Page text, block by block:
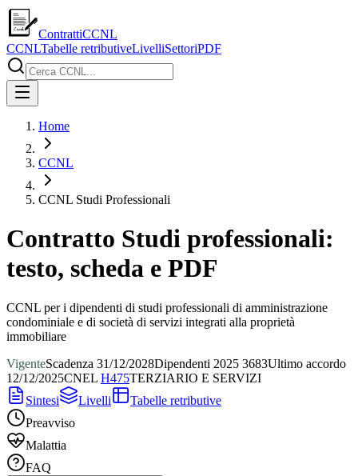
ContrattiCCNL
CCNLTabelle retributiveLivelliSettoriPDF
Home
CCNL
CCNL Studi Professionali
Contratto Studi professionali:
testo, scheda e PDF
CCNL per i dipendenti di studi professionali di amministrazione
condominiale e di società di servizi integrati alla proprietà
immobiliare
VigenteScadenza 31/12/2028Dipendenti 2025 3683Ultimo accordo
12/12/2025CNEL H475TERZIARIO E SERVIZI
Sintesi
Livelli
Tabelle retributive
Preavviso
Malattia
FAQ